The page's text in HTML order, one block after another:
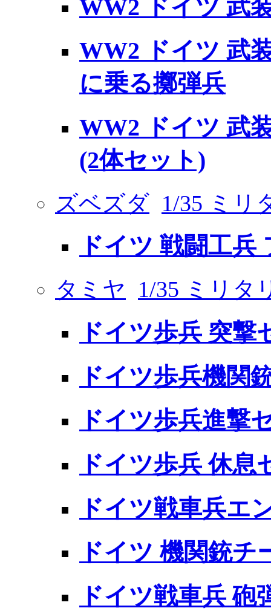
WW2 ドイツ 武
WW2 ドイツ 武
に乗る擲弾兵
WW2 ドイツ 武
(2体セット)
ズベズダ 1/35 ミリ
ドイツ 戦闘工
タミヤ 1/35 ミリタ
ドイツ歩兵 突撃
ドイツ歩兵機関
ドイツ歩兵進撃
ドイツ歩兵 休息
ドイツ戦車兵エ
ドイツ 機関銃
ドイツ戦車兵 砲